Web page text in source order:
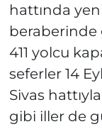
hattında
beraberinde
411 yolcu
seferler 14
Sivas
gibi iller de